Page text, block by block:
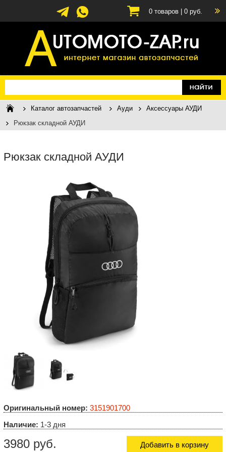
0 товаров | 0 руб.
Каталог автозапчастей Ауди
Аксессуары АУДИ
Рюкзак складной АУДИ
Рюкзак складной АУДИ
Оригинальный номер: 3151901700
Наличие: 1-3 дня
3980 руб. Добавить в корзину